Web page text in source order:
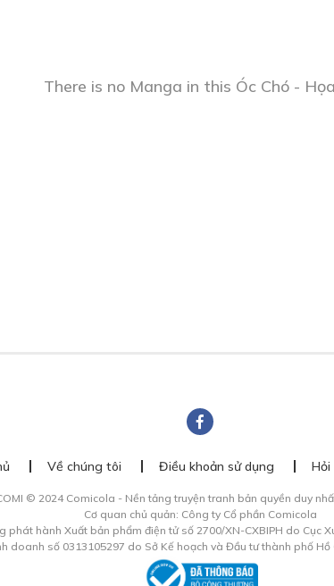
There is no Manga in this Óc Chó -
Về chúng tôi Điều khoản sử dụng
© 2024 Comicola - Nền tảng truyện tranh bản quyền duy
Cơ quan chủ quản: Công ty Cổ phần Comicola
phát hành Xuất bản phẩm điện tử số 2700/XN-CXBIPH do Cục
doanh số 0313105297 do Sở Kế hoạch và Đầu tư thành phố